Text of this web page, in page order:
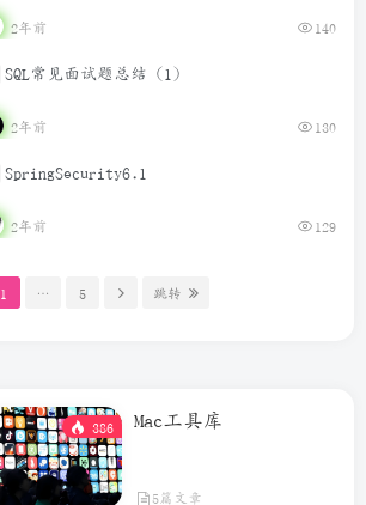
2年前 140
SQL常见面试题总结（1）
2年前 130
SpringSecurity6.1
2年前 129
1 … 5 跳转
386 Mac工具库
5篇文章